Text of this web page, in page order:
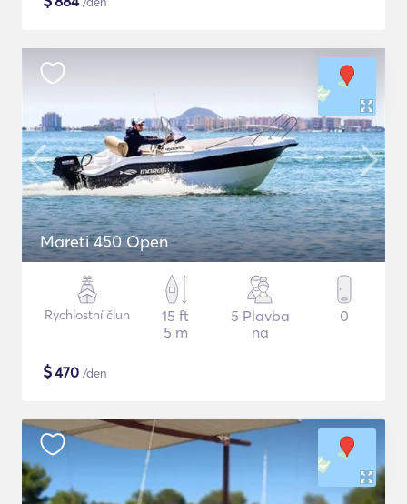
Mareti 450 Open
Rychlostní člun
15 ft
5 m
5 Plavba
na
0
$470 /den